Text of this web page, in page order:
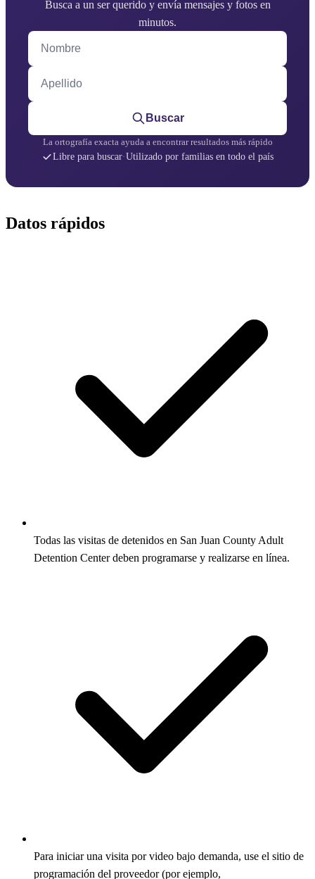
Busca a un ser querido y envía mensajes y fotos en
minutos.
Nombre
Apellido
Buscar
La ortografía exacta ayuda a encontrar resultados más rápido
Libre para buscar·Utilizado por familias en todo el país
Datos rápidos
Todas las visitas de detenidos en San Juan County Adult
Detention Center deben programarse y realizarse en línea.
Para iniciar una visita por video bajo demanda, use el sitio de
programación del proveedor (por ejemplo,